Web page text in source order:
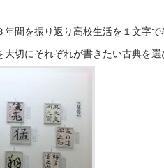
年間を振り返り高校生活を１文字
大切にそれぞれが書きたい古典を